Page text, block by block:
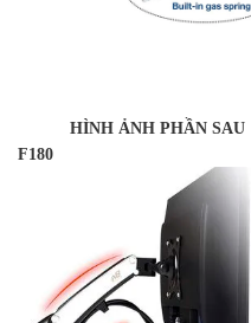
HÌNH ẢNH PHẦN SAU
F180